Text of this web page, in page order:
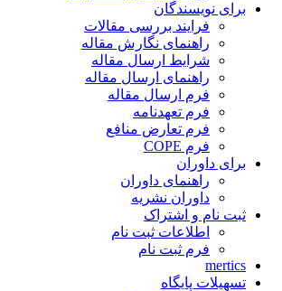
برای نویسندگان
فرایند بررسی مقالات
راهنمای نگارش مقاله
شرایط ارسال مقاله
راهنمای ارسال مقاله
فرم ارسال مقاله
فرم تعهدنامه
فرم تعارض منافع
فرم COPE
برای داوران
راهنمای داوران
داوران نشریه
ثبت نام و اشتراک
اطلاعات ثبت نام
فرم ثبت نام
mertics
تسهیلات پایگاه